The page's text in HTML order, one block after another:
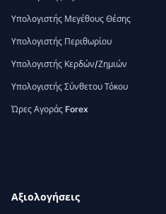
Υπολογιστής Μεγέθους Θέσης
Υπολογιστής Περιθωρίου
Υπολογιστής Κερδών/Ζημιών
Υπολογιστής Σύνθετου Τόκου
Ώρες Αγοράς Forex
Αξιολογήσεις